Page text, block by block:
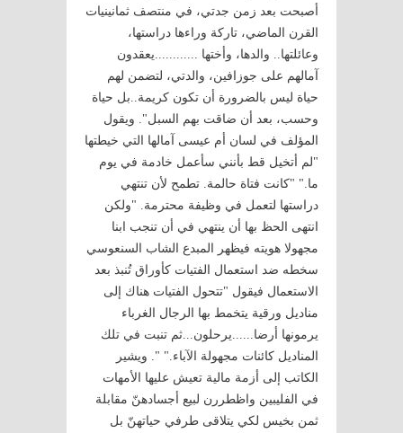
أصبحت بعد زمن جدتي، في منتصف ثمانينيات
القرن الماضي، تاركة وراءها دراستها،
وعائلتها.. والدها، وأختها ............يعقدون
آمالهم على جوزافين، والدتي، لتضمن لهم
حياة ليس بالضرورة أن تكون كريمة..بل حياة
وحسب، بعد أن ضاقت بهم السبل". ويقول
المؤلف في لسان أم عيسى آمالها التي خيطتها
"لم أتخيل قط بأنني سأعمل خادمة في يوم
ما." "كانت فتاة حالمة. تطمح لأن تنتهي
دراستها لتعمل في وظيفة محترمة. "ولكن
انتهى الحظ بها أن ينتهي في أن تنجب ابنا
مجهولا هويته فيظهر المبدع الشاب السنعوسي
سخطه ضد استعمال الفتيات كأوراق تُنبذ بعد
الاستعمال فيقول "تتحول الفتيات هناك إلى
مناديل ورقية يتخمط بها الرجال الغرباء
يرمونها أرضا......يرحلون...ثم تنبت في تلك
المناديل كائنات مجهولة الآباء." ". ويشير
الكاتب إلى أزمة مالية تعيش عليها الأمهات
في الفليبين واظطررن لبيع أجسادهنّ مقابلة
ثمن بخيس لكي يتلاقى طرفي حياتهنّ بل